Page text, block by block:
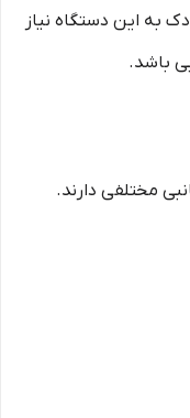
به این دستگاه نیاز
باشد.
مختلفی دارند.